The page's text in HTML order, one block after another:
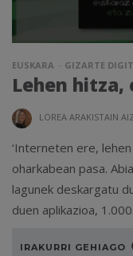
EUSKARA GIZARTE
Lehen hitza,
LOREA ARAKISTAIN
‘Interneten ere,
oharkabean pasa.
lagunek deskargatu
duen aplikazioa,
IRAKURRI GEHIAGO